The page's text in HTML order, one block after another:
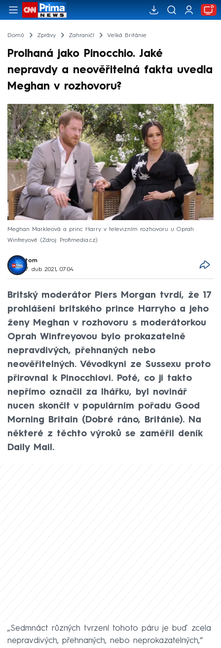
Domů Zprávy Zahraničí Velká Británie
Prolhaná jako Pinocchio. Jaké
nepravdy a neověřitelná fakta uvedla
Meghan v rozhovoru?
Meghan Markleová a princ Harry v televizním rozhovoru u Oprah
Winfreyové
Zdroj: Profimedia.cz
tom
7. dub 2021, 07:04
Britský moderátor Piers Morgan tvrdí, že 17
prohlášení britského prince Harryho a jeho
ženy Meghan v rozhovoru s moderátorkou
Oprah Winfreyovou bylo prokazatelně
nepravdivých, přehnaných nebo
neověřitelných. Vévodkyni ze Sussexu proto
přirovnal k Pinocchiovi. Poté, co ji takto
nepřímo označil za lhářku, byl novinář
nucen skončit v populárním pořadu Good
Morning Britain (Dobré ráno, Británie). Na
některé z těchto výroků se zaměřil deník
Daily Mail.
„Sedmnáct různých tvrzení tohoto páru je buď zcela
nepravdivých, přehnaných, nebo neprokazatelných,“